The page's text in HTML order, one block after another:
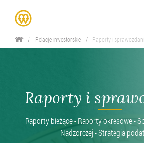
Relacje inwestorskie Raporty i
Raporty i
Raporty bieżące - Raporty okresowe -
Nadzorczej - Strategia